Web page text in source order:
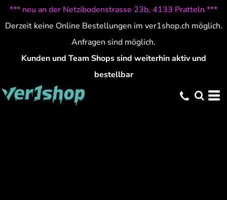
*** neu an der Netzibodenstrasse 23b, 4133 Pratteln ***
Derzeit keine Online Bestellungen im ver1shop.ch möglich.
Anfragen sind möglich.
Kunden und Team Shops sind weiterhin aktiv und
bestellbar